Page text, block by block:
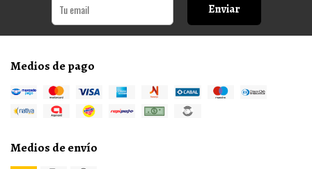
Enviar
Medios de pago
Medios de envío